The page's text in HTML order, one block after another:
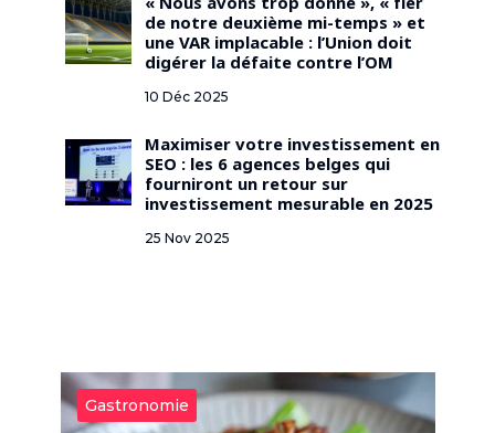
« Nous avons trop donné », « fier
de notre deuxième mi-temps » et
une VAR implacable : l’Union doit
digérer la défaite contre l’OM
10 Déc 2025
Maximiser votre investissement en
SEO : les 6 agences belges qui
fourniront un retour sur
investissement mesurable en 2025
25 Nov 2025
Gastronomie